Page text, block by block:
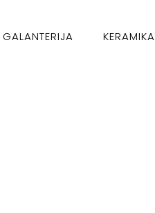
GALANTERIJA KERAMIKA